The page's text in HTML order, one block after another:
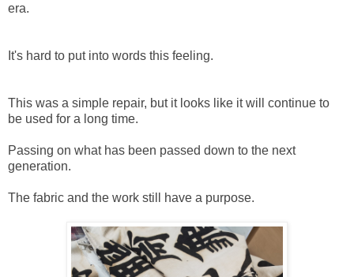
era. ⁡
It's hard to put into words this feeling. ⁡
This was a simple repair, but it looks like it will continue to
be used for a long time.
Passing on what has been passed down to the next
generation.
The fabric and the work still have a purpose. ⁡